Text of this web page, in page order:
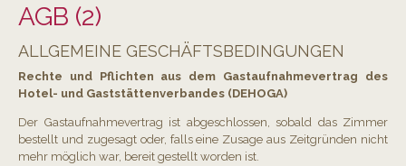
AGB (2)
ALLGEMEINE GESCHÄFTSBEDINGUNGEN
Rechte und Pflichten aus dem Gastaufnahmevertrag des
Hotel- und Gaststättenverbandes (DEHOGA)
Der Gastaufnahmevertrag ist abgeschlossen, sobald das Zimmer
bestellt und zugesagt oder, falls eine Zusage aus Zeitgründen nicht
mehr möglich war, bereit gestellt worden ist.